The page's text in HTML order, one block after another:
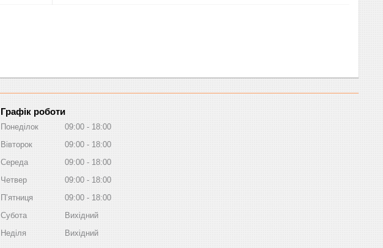
Графік роботи
Понеділок 09:00
18:00
Вівторок
09:00
18:00
Середа
09:00
18:00
Четвер
09:00
18:00
Пʼятниця
09:00
18:00
Субота
Вихідний
Неділя
Вихідний